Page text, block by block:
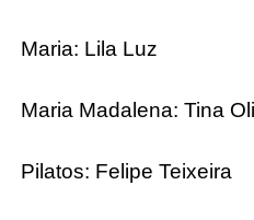
Maria: Lila Luz
Maria Madalena: Tina
Pilatos: Felipe Teixeira